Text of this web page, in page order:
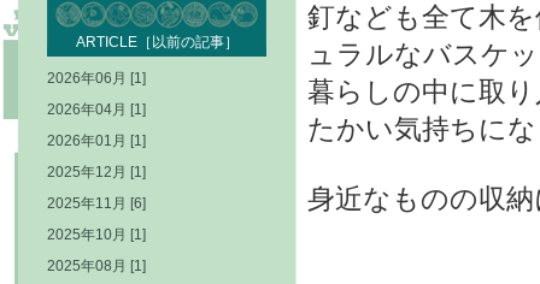
釘なども全て木
ュラルなバスケ
暮らしの中に取
たかい気持ちに
身近なものの収
ARTICLE［以前の記事］
2026年06月 [1]
2026年04月 [1]
2026年01月 [1]
2025年12月 [1]
2025年11月 [6]
2025年10月 [1]
2025年08月 [1]